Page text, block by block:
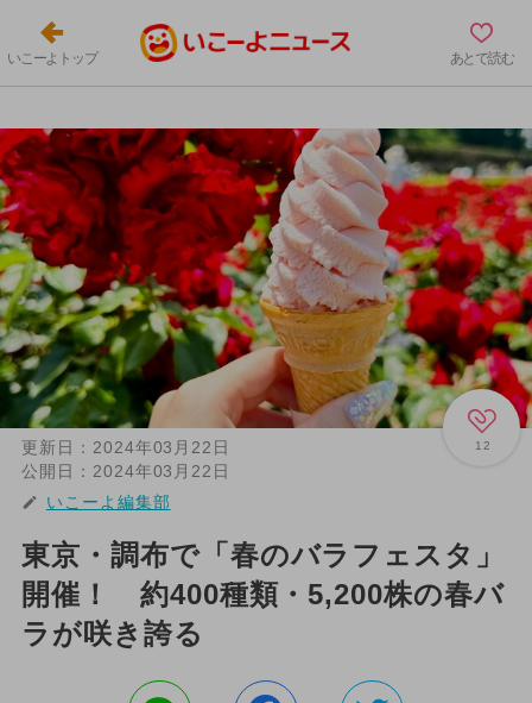
いこーよトップ あとで読む
12
更新日： 2024年03月22日
公開日： 2024年03月22日
いこーよ編集部
東京・調布で「春のバラフェスタ」
開催！ 約400種類・5,200株の春バ
ラが咲き誇る